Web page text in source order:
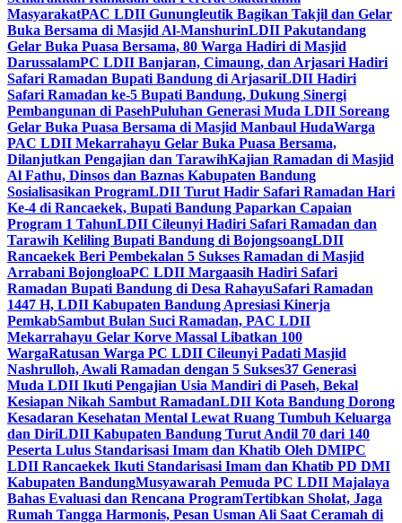
MasyarakatPAC LDII Gunungleutik Bagikan Takjil dan Gelar
Buka Bersama di Masjid Al-ManshurinLDII Pakutandang
Gelar Buka Puasa Bersama, 80 Warga Hadiri di Masjid
DarussalamPC LDII Banjaran, Cimaung, dan Arjasari Hadiri
Safari Ramadan Bupati Bandung di ArjasariLDII Hadiri
Safari Ramadan ke-5 Bupati Bandung, Dukung Sinergi
Pembangunan di PasehPuluhan Generasi Muda LDII Soreang
Gelar Buka Puasa Bersama di Masjid Manbaul HudaWarga
PAC LDII Mekarrahayu Gelar Buka Puasa Bersama,
Dilanjutkan Pengajian dan TarawihKajian Ramadan di Masjid
Al Fathu, Dinsos dan Baznas Kabupaten Bandung
Sosialisasikan ProgramLDII Turut Hadir Safari Ramadan Hari
Ke-4 di Rancaekek, Bupati Bandung Paparkan Capaian
Program 1 TahunLDII Cileunyi Hadiri Safari Ramadan dan
Tarawih Keliling Bupati Bandung di BojongsoangLDII
Rancaekek Beri Pembekalan 5 Sukses Ramadan di Masjid
Arrabani BojongloaPC LDII Margaasih Hadiri Safari
Ramadan Bupati Bandung di Desa RahayuSafari Ramadan
1447 H, LDII Kabupaten Bandung Apresiasi Kinerja
PemkabSambut Bulan Suci Ramadan, PAC LDII
Mekarrahayu Gelar Korve Massal Libatkan 100
WargaRatusan Warga PC LDII Cileunyi Padati Masjid
Nashrulloh, Awali Ramadan dengan 5 Sukses37 Generasi
Muda LDII Ikuti Pengajian Usia Mandiri di Paseh, Bekal
Kesiapan Nikah Sambut RamadanLDII Kota Bandung Dorong
Kesadaran Kesehatan Mental Lewat Ruang Tumbuh Keluarga
dan DiriLDII Kabupaten Bandung Turut Andil 70 dari 140
Peserta Lulus Standarisasi Imam dan Khatib Oleh DMIPC
LDII Rancaekek Ikuti Standarisasi Imam dan Khatib PD DMI
Kabupaten BandungMusyawarah Pemuda PC LDII Majalaya
Bahas Evaluasi dan Rencana ProgramTertibkan Sholat, Jaga
Rumah Tangga Harmonis, Pesan Usman Ali Saat Ceramah di